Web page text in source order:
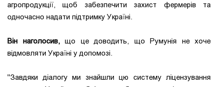
агропродукції, щоб забезпечити захист фермерів та
одночасно надати підтримку Україні.
Він наголосив, що це доводить, що Румунія не хоче
відмовляти Україні у допомозі.
"Завдяки діалогу ми знайшли цю систему ліцензування